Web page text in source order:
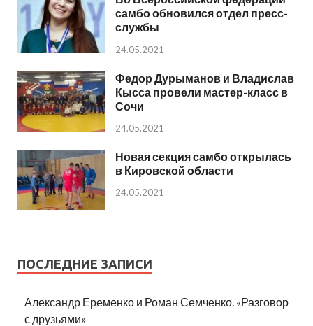
самбо обновился отдел пресс-
службы
24.05.2021
Федор Дурыманов и Владислав
Кысса провели мастер-класс в
Сочи
24.05.2021
Новая секция самбо открылась
в Кировской области
24.05.2021
ПОСЛЕДНИЕ ЗАПИСИ
Александр Еременко и Роман Семченко. «Разговор
с друзьями»